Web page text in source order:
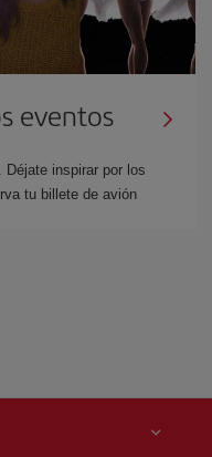
eventos
inspirar por los
tu billete de avión